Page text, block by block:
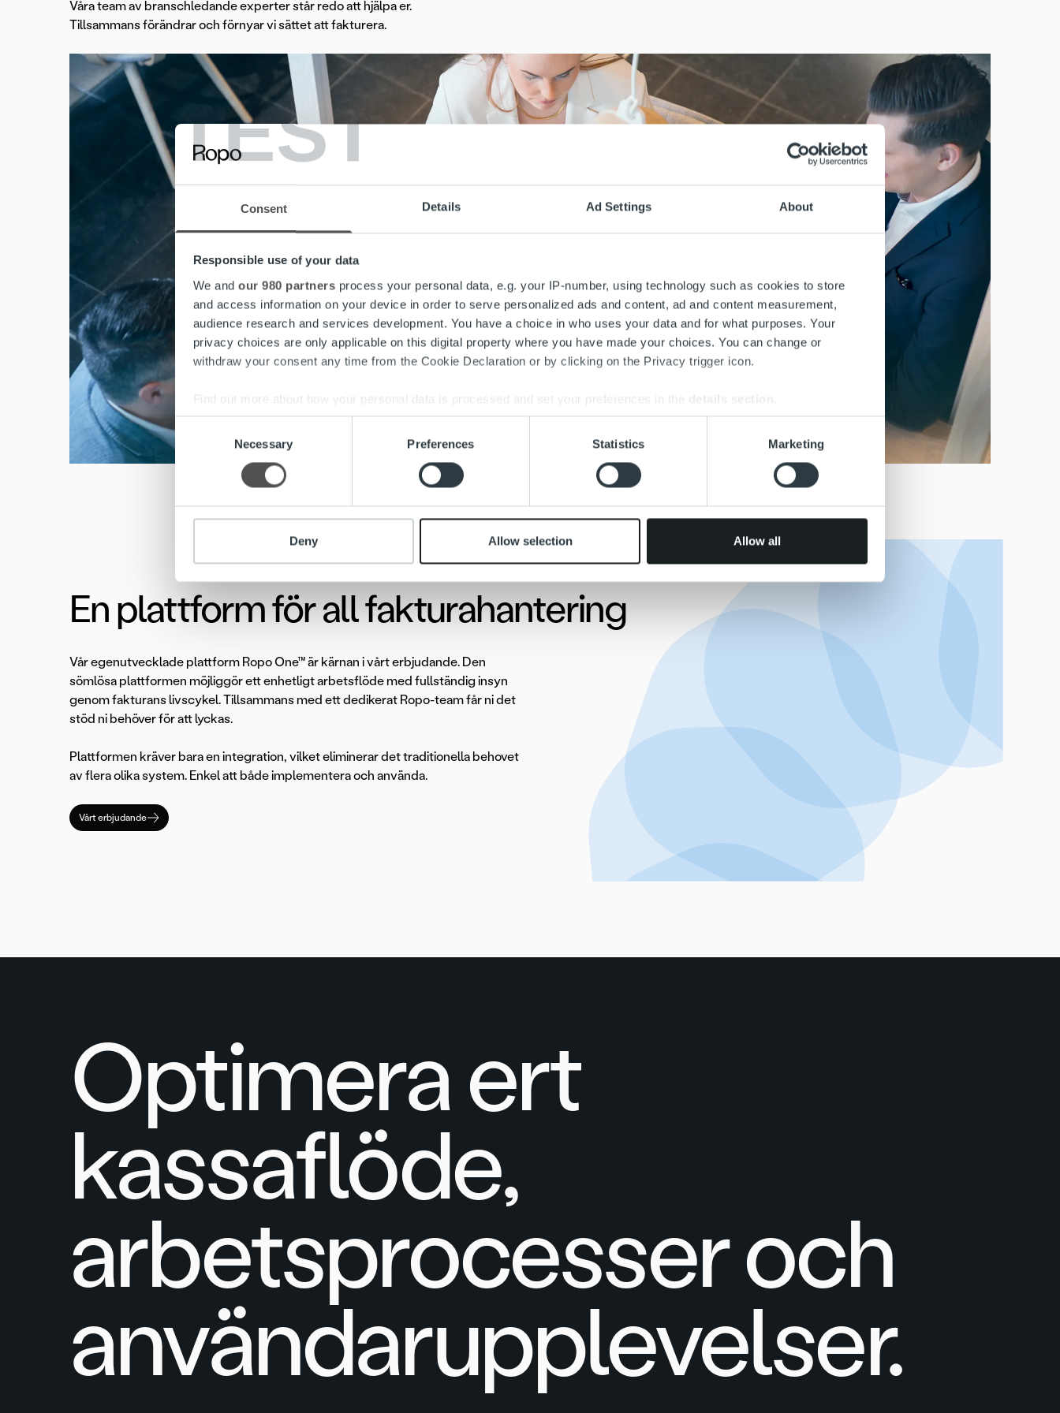
TEST
Consent Details Ad Settings About
Responsible use of your data
We and our 980 partners process your personal data, e.g. your IP-number, using technology such as cookies to store
and access information on your device in order to serve personalized ads and content, ad and content measurement,
audience research and services development. You have a choice in who uses your data and for what purposes. Your
privacy choices are only applicable on this digital property where you have made your choices. You can change or
withdraw your consent any time from the Cookie Declaration or by clicking on the Privacy trigger icon.
Find out more about how your personal data is processed and set your preferences in the details section
We use cookies to personalise content and ads, to provide social media features and to analyse our traffic. We also share
information about your use of our site with our social media, advertising and analytics partners who may combine it with
other information that you’ve provided to them or that they’ve collected from your use of their services.
Selection
Necessary Preferences Statistics Marketing
Deny Allow selection Allow all
Våra team av branschledande experter står redo att hjälpa er.
Tillsammans förändrar och förnyar vi sättet att fakturera.
En plattform för all fakturahantering
Vår egenutvecklade plattform Ropo One™ är kärnan i vårt erbjudande. Den
sömlösa plattformen möjliggör ett enhetligt arbetsflöde med fullständig insyn
genom fakturans livscykel. Tillsammans med ett dedikerat Ropo-team får ni det
stöd ni behöver för att lyckas.
Plattformen kräver bara en integration, vilket eliminerar det traditionella behovet
av flera olika system. Enkel att både implementera och använda.
Vårt erbjudande
Optimera ert
kassaflöde,
arbetsprocesser och
användarupplevelser.